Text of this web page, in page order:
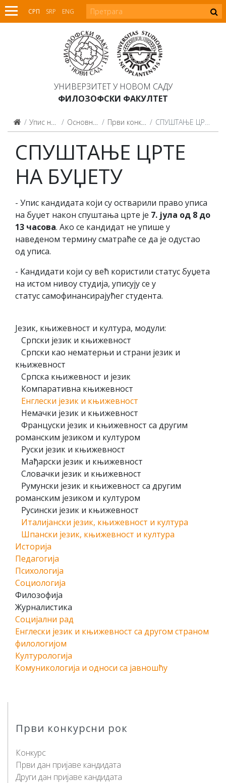
СРП SRP ENG
УНИВЕРЗИТЕТ У НОВОМ САДУ
ФИЛОЗОФСКИ ФАКУЛТЕТ
Упис на студије Основне студије Први конкурсни рок СПУШТАЊЕ ЦРТЕ НА БУЏЕТУ
Први конкурсни рок
Конкурс
Први дан пријаве кандидата
Други дан пријаве кандидата
СПУШТАЊЕ ЦРТЕ
НА БУЏЕТУ
- Упис кандидата који су остварили право уписа
на буџет након спуштања црте је 7. јула од 8 до
13 часова. Ако се кандидат не упише у
наведеном термину сматраће се да је одустао
од уписа.
- Кандидати који су већ користили статус буџета
на истом нивоу студија, уписују се у
статус самофинансирајућег студента.
Језик, књижевност и култура, модули:
Српски језик и књижевност
Српски као нематерњи и страни језик и
књижевност
Српска књижевност и језик
Компаративна књижевност
Енглески језик и књижевност
Немачки језик и књижевност
Француски језик и књижевност са другим
романским језиком и културом
Руски језик и књижевност
Мађарски језик и књижевност
Словачки језик и књижевност
Румунски језик и књижевност са другим
романским језиком и културом
Русински језик и књижевност
Италијански језик, књижевност и култура
Шпански језик, књижевност и култура
Историја
Педагогија
Психологија
Социологија
Филозофија
Журналистика
Социјални рад
Енглески језик и књижевност са другом страном
филологијом
Културологија
Комуникологија и односи са јавношћу